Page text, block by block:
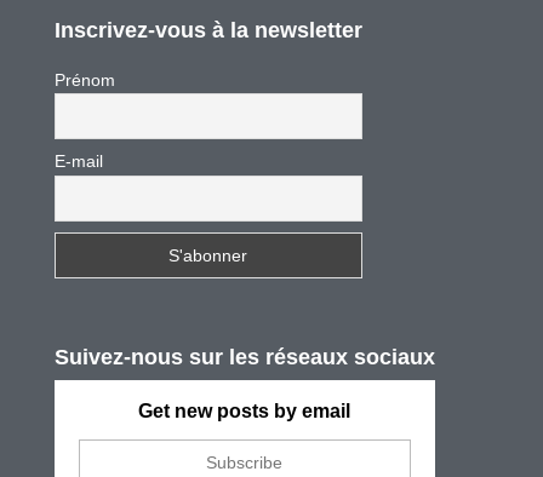
Inscrivez-vous à la newsletter
Prénom
E-mail
Suivez-nous sur les réseaux sociaux
Get new posts by email